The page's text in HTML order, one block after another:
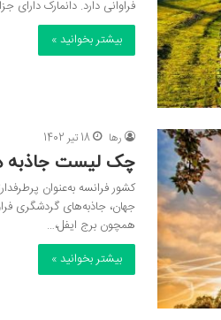
فراوانی دارد. دانمارک دارای
بیشتر بخوانید »
رها 18 تیر 1402
چک لیست جاذبه
کشور فرانسه به‌عنوان
جهان، جاذبه‌های گردشگری
همچون برج ایفل،…
بیشتر بخوانید »